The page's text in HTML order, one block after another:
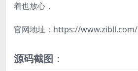
着也放心，
官网地址：https://www.zibll.com/
源码截图：